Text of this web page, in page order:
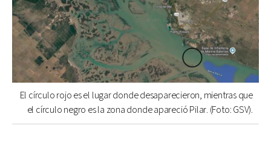
El círculo rojo es el lugar donde desaparecieron, mientras que
el círculo negro es la zona donde apareció Pilar. (Foto: GSV).